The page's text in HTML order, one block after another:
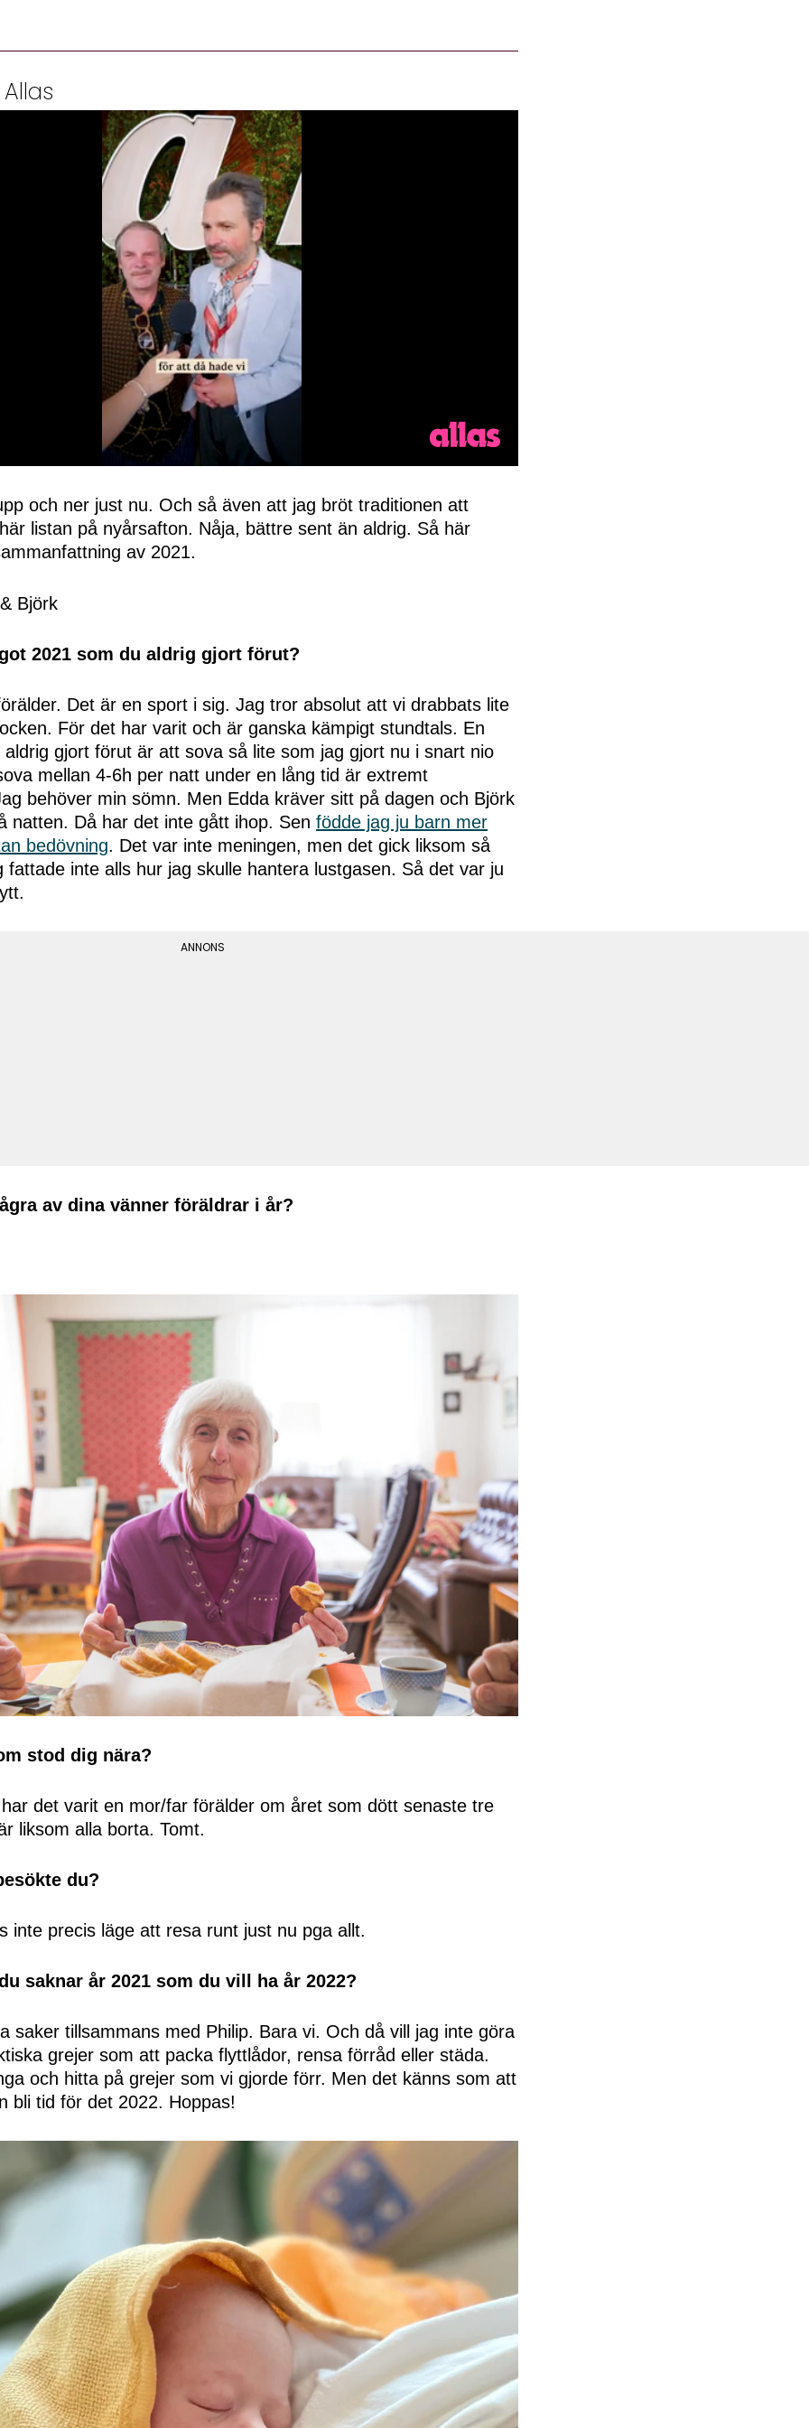
och ner just nu. Och så även att jag bröt traditionen att
listan på nyårsafton. Nåja, bättre sent än aldrig. Så här
av 2021.
2021 som du aldrig gjort förut?
Det är en sport i sig. Jag tror absolut att vi drabbats lite
För det har varit och är ganska kämpigt stundtals. En
aldrig gjort förut är att sova så lite som jag gjort nu i snart nio
mellan 4-6h per natt under en lång tid är extremt
behöver min sömn. Men Edda kräver sitt på dagen och Björk
natten. Då har det inte gått ihop. Sen födde jag ju barn mer
bedövning. Det var inte meningen, men det gick liksom så
fattade inte alls hur jag skulle hantera lustgasen. Så det var ju
av dina vänner föräldrar i år?
stod dig nära?
det varit en mor/far förälder om året som dött senaste tre
liksom alla borta. Tomt.
du?
inte precis läge att resa runt just nu pga allt.
saknar år 2021 som du vill ha år 2022?
saker tillsammans med Philip. Bara vi. Och då vill jag inte göra
grejer som att packa flyttlådor, rensa förråd eller städa.
och hitta på grejer som vi gjorde förr. Men det känns som att
bli tid för det 2022. Hoppas!